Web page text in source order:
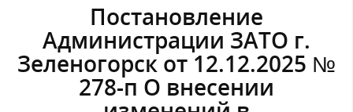
Постановление
Администрации ЗАТО г.
Зеленогорск от 12.12.2025 №
278-п О внесении